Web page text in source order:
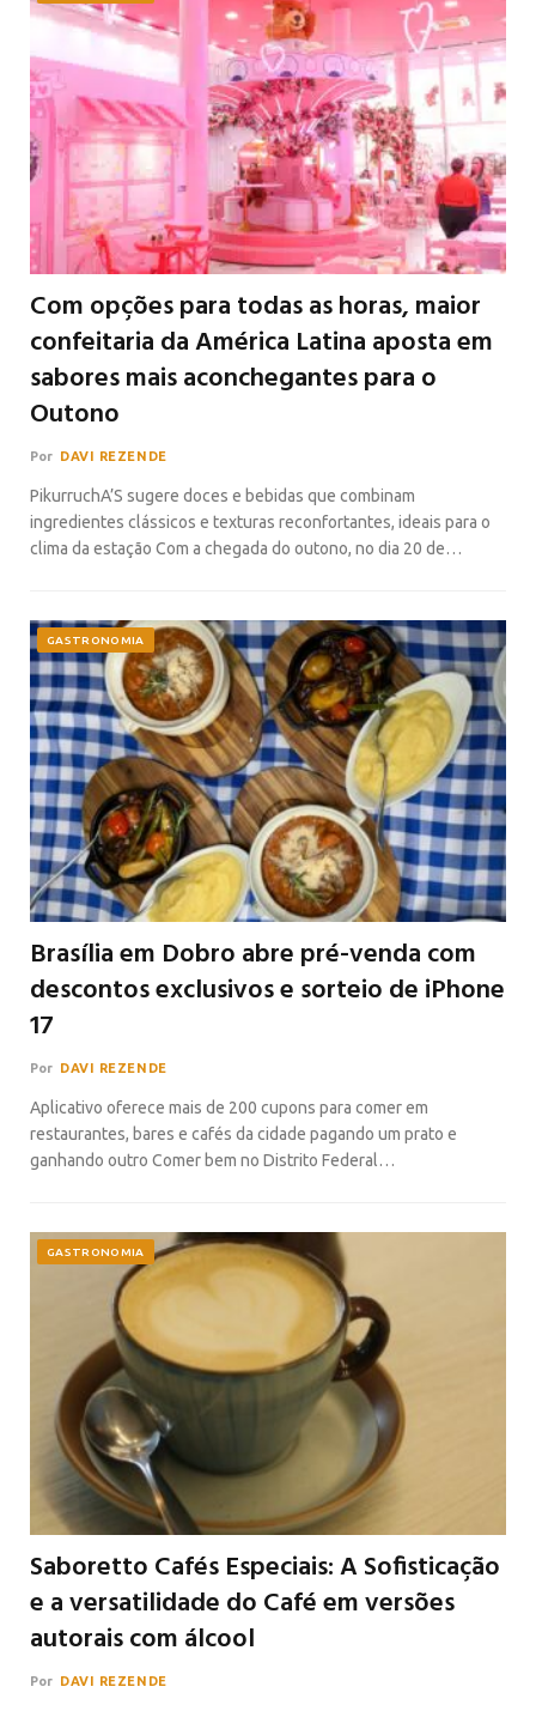
Com opções para todas as horas, maior
confeitaria da América Latina aposta em
sabores mais aconchegantes para o
Outono
Por DAVI REZENDE
PikurruchA’S sugere doces e bebidas que combinam
ingredientes clássicos e texturas reconfortantes, ideais para o
clima da estação Com a chegada do outono, no dia 20 de…
GASTRONOMIA
Brasília em Dobro abre pré-venda com
descontos exclusivos e sorteio de iPhone
17
Por DAVI REZENDE
Aplicativo oferece mais de 200 cupons para comer em
restaurantes, bares e cafés da cidade pagando um prato e
ganhando outro Comer bem no Distrito Federal…
GASTRONOMIA
Saboretto Cafés Especiais: A Sofisticação
e a versatilidade do Café em versões
autorais com álcool
Por DAVI REZENDE